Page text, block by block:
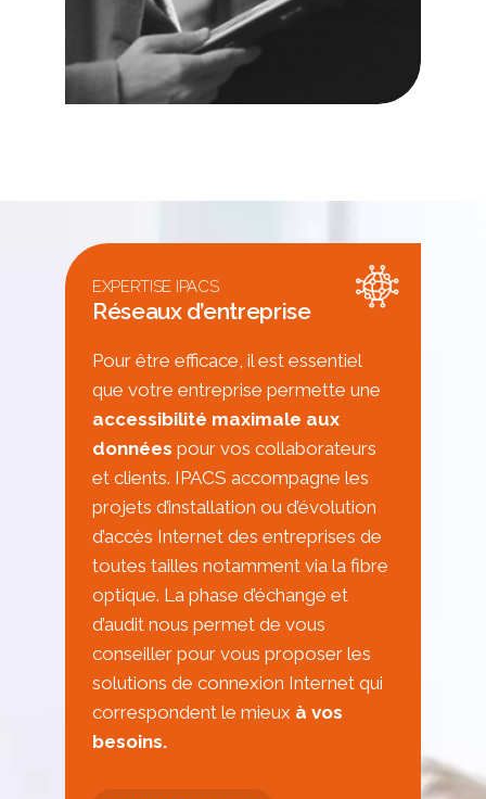
EXPERTISE IPACS
Réseaux d’entreprise
Pour être efficace, il est essentiel
que votre entreprise permette une
accessibilité maximale aux
données pour vos collaborateurs
et clients. IPACS accompagne les
projets d’installation ou d’évolution
d’accès Internet des entreprises de
toutes tailles notamment via la fibre
optique. La phase d’échange et
d’audit nous permet de vous
conseiller pour vous proposer les
solutions de connexion Internet qui
correspondent le mieux à vos
besoins.